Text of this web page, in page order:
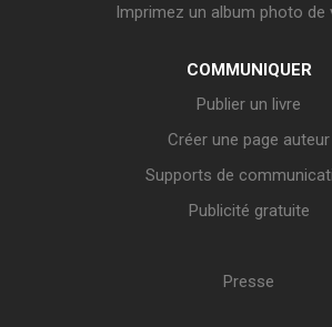
Imprimez un album photo de
COMMUNIQUER
Publier un livre
Créer une page auteur
Supports de
Publicité gratuite
Presse